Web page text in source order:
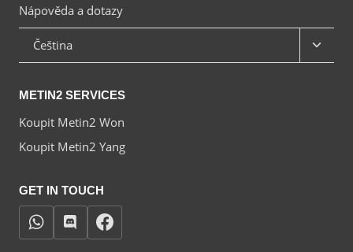
Nápověda a dotazy
Čeština
Toggle
child
METIN2 SERVICES
Koupit Metin2 Won
Koupit Metin2 Yang
GET IN TOUCH